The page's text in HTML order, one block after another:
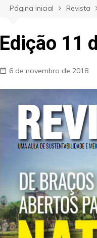
Página inicial Revista
Edição 11
6 de novembro de 2018